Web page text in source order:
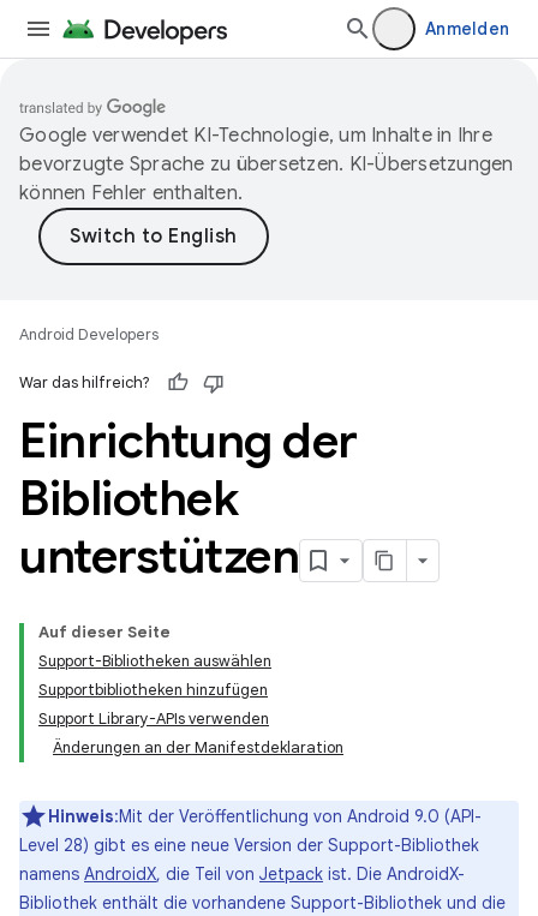
Anmelden
Google verwendet KI-Technologie, um Inhalte in Ihre
bevorzugte Sprache zu übersetzen. KI-Übersetzungen
können Fehler enthalten.
Android Developers
War das hilfreich?
Einrichtung der
Bibliothek
unterstützen
Auf dieser Seite
Support-Bibliotheken auswählen
Supportbibliotheken hinzufügen
Support Library-APIs verwenden
Änderungen an der Manifestdeklaration
Hinweis:Mit der Veröffentlichung von Android 9.0 (API-
Level 28) gibt es eine neue Version der Support-Bibliothek
namens AndroidX, die Teil von Jetpack ist. Die AndroidX-
Bibliothek enthält die vorhandene Support-Bibliothek und die